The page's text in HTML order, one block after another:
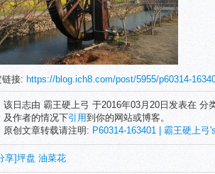
接: https://blog.ich8.com/post/5955/p60314-
该日志由 霸王硬上弓 于2016年03月20日发表在 分
及作者的情况下引用到你的网站或博客。
原创文章转载请注明: P60314-163401 | 霸王硬上弓
享]坪盘 油菜花